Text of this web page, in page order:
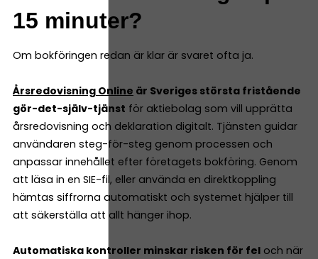
15 minuter?
Om bokföringen redan är klar är svaret ofta ja.
Årsredovisning Online är Sveriges största fristående
gör-det-själv-tjänst för aktiebolag som vill upprätta
årsredovisning och deklaration digitalt. Tjänsten guidar
användaren steg-för-steg genom processen och
anpassar innehållet efter företagets bokföring. Genom
att läsa in en SIE-fil, eller använda en direktkoppling
hämtas siffrorna automatiskt och systemet hjälper till
att säkerställa att allt hänger ihop.
Automatiska kontroller minskar risken för fel och när